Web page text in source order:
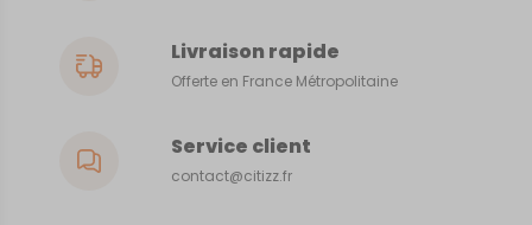
Livraison rapide
Offerte en France Métropolitaine
Service client
contact@citizz.fr